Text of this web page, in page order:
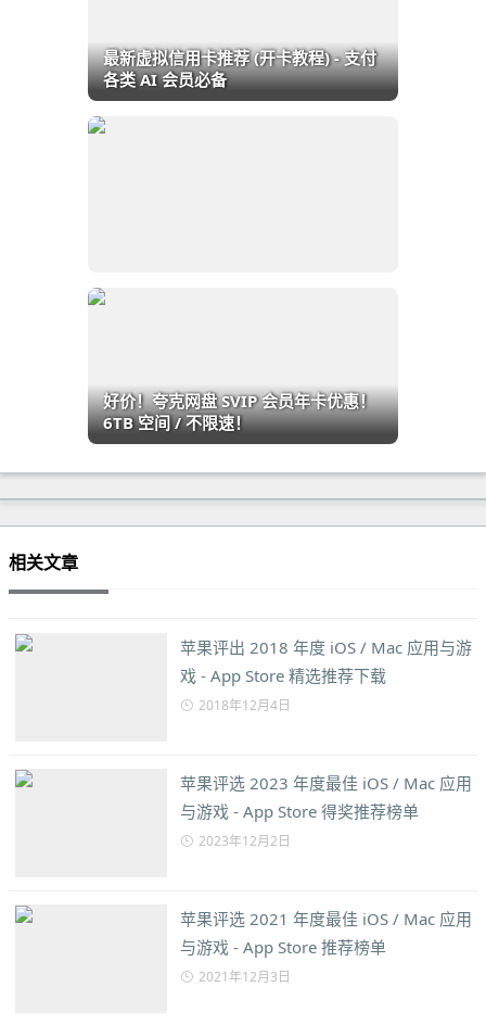
最新虚拟信用卡推荐 (开卡教程) - 支付
各类 AI 会员必备
好价！夸克网盘 SVIP 会员年卡优惠！
6TB 空间 / 不限速！
相关文章
苹果评出 2018 年度 iOS / Mac 应用与游
戏 - App Store 精选推荐下载
2018年12月4日
苹果评选 2023 年度最佳 iOS / Mac 应用
与游戏 - App Store 得奖推荐榜单
2023年12月2日
苹果评选 2021 年度最佳 iOS / Mac 应用
与游戏 - App Store 推荐榜单
2021年12月3日